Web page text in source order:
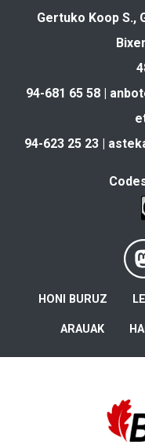
Gertuko Koop S.,
94-681 65 58 |
94-623 25 23 |
HONI BURUZ
ARAUAK